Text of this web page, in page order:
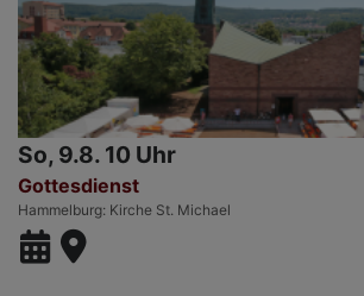
So, 9.8. 10 Uhr
Gottesdienst
Hammelburg Kirche St. Michael